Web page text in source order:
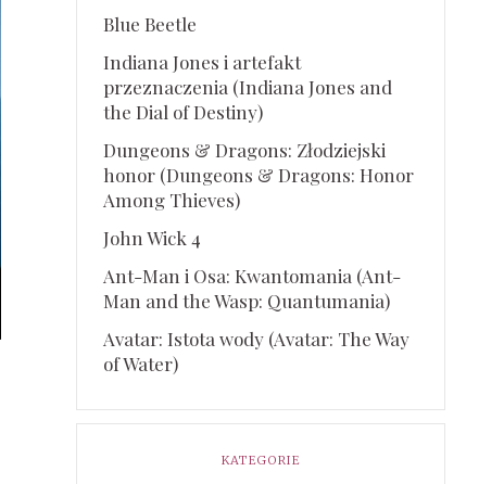
Blue Beetle
Indiana Jones i artefakt
przeznaczenia (Indiana Jones and
the Dial of Destiny)
Dungeons & Dragons: Złodziejski
honor (Dungeons & Dragons: Honor
Among Thieves)
John Wick 4
Ant-Man i Osa: Kwantomania (Ant-
Man and the Wasp: Quantumania)
Avatar: Istota wody (Avatar: The Way
of Water)
KATEGORIE